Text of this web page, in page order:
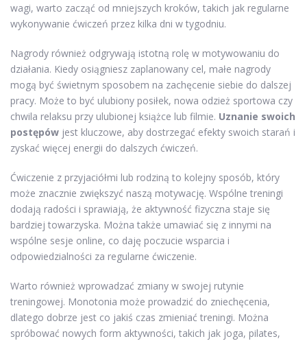
wagi, warto zacząć od mniejszych kroków, takich jak regularne
wykonywanie ćwiczeń przez kilka dni w tygodniu.
Nagrody również odgrywają istotną rolę w motywowaniu do
działania. Kiedy osiągniesz zaplanowany cel, małe nagrody
mogą być świetnym sposobem na zachęcenie siebie do dalszej
pracy. Może to być ulubiony posiłek, nowa odzież sportowa czy
chwila relaksu przy ulubionej książce lub filmie. Uznanie swoich
postępów jest kluczowe, aby dostrzegać efekty swoich starań i
zyskać więcej energii do dalszych ćwiczeń.
Ćwiczenie z przyjaciółmi lub rodziną to kolejny sposób, który
może znacznie zwiększyć naszą motywację. Wspólne treningi
dodają radości i sprawiają, że aktywność fizyczna staje się
bardziej towarzyska. Można także umawiać się z innymi na
wspólne sesje online, co daję poczucie wsparcia i
odpowiedzialności za regularne ćwiczenie.
Warto również wprowadzać zmiany w swojej rutynie
treningowej. Monotonia może prowadzić do zniechęcenia,
dlatego dobrze jest co jakiś czas zmieniać treningi. Można
spróbować nowych form aktywności, takich jak joga, pilates,